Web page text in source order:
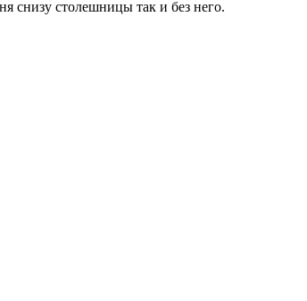
снизу столешницы так и без него.